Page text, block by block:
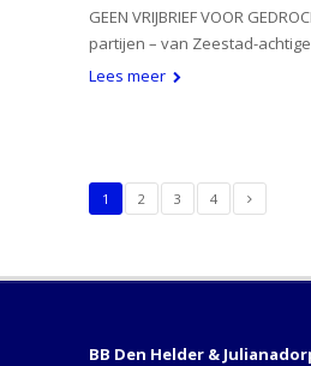
GEEN VRIJBRIEF VOOR
partijen – van Zeestad-achtige
Lees meer
1 2 3 4
BB Den Helder &